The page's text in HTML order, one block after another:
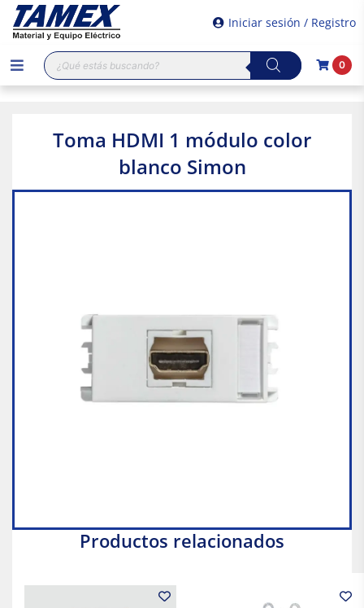
Iniciar sesión / Registro
Búsqueda
de
productos
0
Toma HDMI 1 módulo color
blanco Simon
Productos relacionados